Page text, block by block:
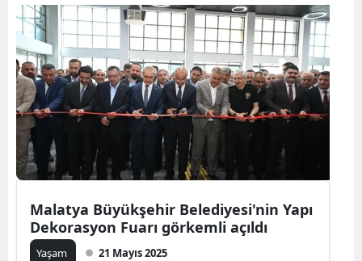
Malatya Büyükşehir Belediyesi'nin Yapı
Dekorasyon Fuarı görkemli açıldı
Yaşam 21 Mayıs 2025